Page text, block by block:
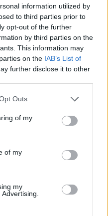
information utilized by
to third parties prior to
opt-out of the further
by third parties on the
This information may
on the IAB’s List of
further disclose it to other
uses one or more Google
You may click to
and its third-party tags to
purposes in below Google
Outs
of my
of my
my
μάρκες
άρχισε την